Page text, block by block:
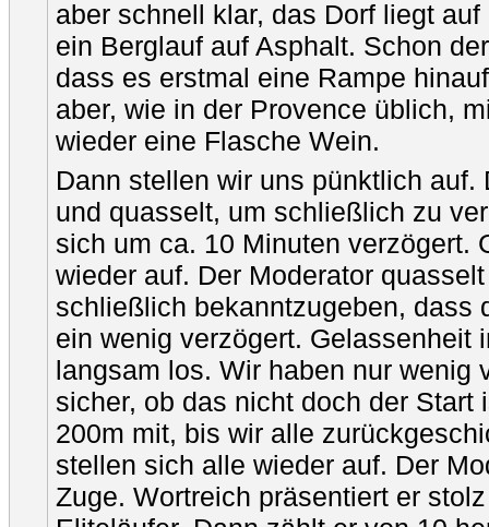
aber schnell klar, das Dorf liegt
ein Berglauf auf Asphalt. Schon
dass es erstmal eine Rampe
aber, wie in der Provence üblich,
wieder eine Flasche Wein.
Dann stellen wir uns pünktlich auf.
und quasselt, um schließlich zu
sich um ca. 10 Minuten verzögert.
wieder auf. Der Moderator
schließlich bekanntzugeben, dass
ein wenig verzögert. Gelassenheit
langsam los. Wir haben nur wenig
sicher, ob das nicht doch der Start
200m mit, bis wir alle
stellen sich alle wieder auf. Der
Zuge. Wortreich präsentiert er